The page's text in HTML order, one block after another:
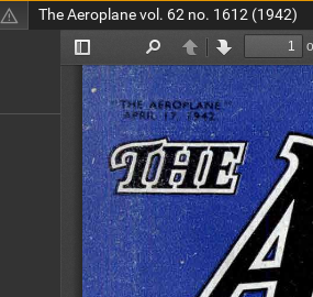
The Aeroplane vol. 62 no. 1612 (1942)